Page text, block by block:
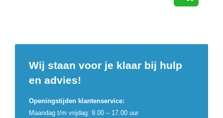
Wij staan voor je klaar bij hulp
en advies!
Openingstijden klantenservice:
Maandag t/m vrijdag: 9.00 – 17.00 uur